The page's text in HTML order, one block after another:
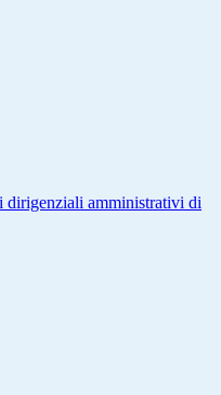
dirigenziali amministrativi di